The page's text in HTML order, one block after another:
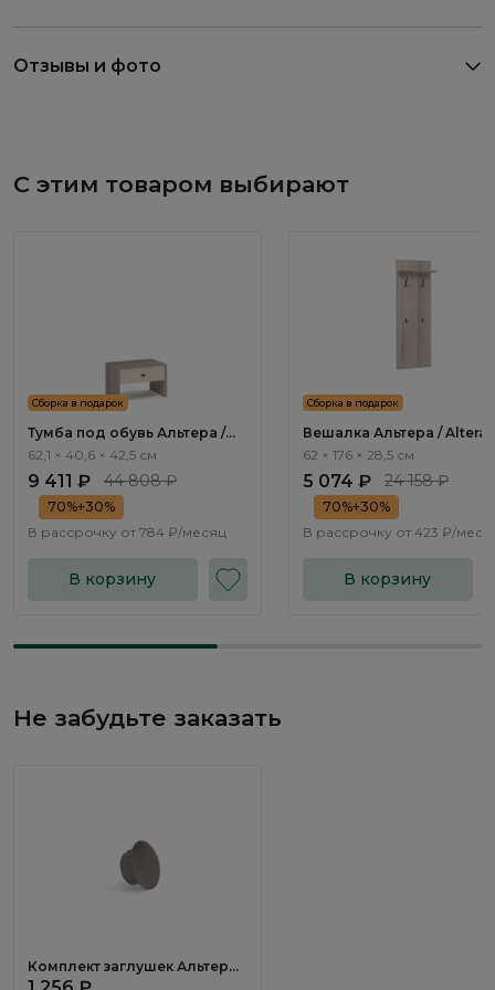
Отзывы и фото
С этим товаром выбирают
Сборка в подарок
Тумба под обувь Альтера /
Altera AL2121.2
62,1 × 40,6 × 42,5 см
9 411 ₽ 44 808 ₽
70%+30%
В рассрочку от 784 ₽/месяц
В корзину
Сборка в подарок
Вешалка Альтера / Altera
AL2135.1
62 × 176 × 28,5 см
5 074 ₽ 24 158 ₽
70%+30%
В рассрочку от 423 ₽/
В корзину
Не забудьте заказать
Комплект заглушек Альтера /
Altera AL1683.1